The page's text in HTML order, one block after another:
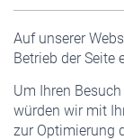
Auf unserer
Betrieb der Seite
Um Ihren
würden wir mit
zur Optimierung
Pflichtversicherung
Staatliche
Veranstaltungen